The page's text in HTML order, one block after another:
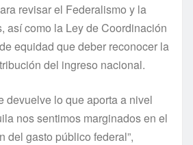
revisar el Federalismo y la
así como la Ley de Coordinación
equidad que deber reconocer la
del ingreso nacional.
devuelve lo que aporta a nivel
nos sentimos marginados en el
del gasto público federal”,